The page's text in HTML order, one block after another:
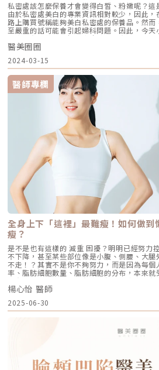
私密處該怎麼保養才會變得白皙、粉嫩呢？這
由於私密處美白的專業資訊相對較少，因此
路上購買號稱能夠美白私密處的保養品。然
至嚴重的話可能會引起婦科問題。因此，今
的方法有哪些？了解私密處黯沉的真正原因，
大家能夠避免少走冤枉路，使私密處恢復亮白
處暗沉乾燥原因分析私密處的乾燥和暗沉問題
紫外線、氣溫等，造成臉部、手部、腳底等其
而，私密處的乾燥和暗沉通常與生活習慣和
現代女性為了塑造苗條身材，經常穿著緊身褲
密處缺乏通風，引起悶熱和癢感，同時也會增
都處於這樣的狀況，私密處可能會逐漸變得暗
處暗沉的另一項因素是「雌激素過高」。根據
過量，可能在性器官周遭，例如乳暈、私密處
便對健康來說不會有太大的影響，但在感官上
初期，為了讓胚胎順利著床，身體會穩定黃體
雌激素會逐漸增加，有利於穩定子宮的狀態。
的性器官變得偏黑，例如乳暈、私密處陰唇等
會隨著生產後逐漸消退，私密處的暗沉的狀況
每天穿著的內褲，也可能發生私密處乾燥和暗
褲選擇材質較粗糙，就會因為長期摩擦而產生
的材質，不僅能避免私密處暗沉，而且會更舒
密處乾燥暗沉的問題之外，粗大的髮根也可
一。很多人會使用刮刀除毛，但這種方法難以
一粒的黑色毛髮根，讓私密處看起來變黑。
尋求專業的醫師進行雷射除毛，這樣可以讓
炎的發生，並獲得術後美白效果。私密處美白
能改善私密處暗沉的問題。若再搭配私密處
皙。 彩衝光：是一種多波長的療程，以較低的
和的雷射方式。這種療程也適合想要進行私密
和美白的功效。 G緊雷射：主要採用雷射的光
而增生陰道上皮組織和血管，還能促進膠原
淺層區域，同時也具有美白效果，能夠改善因
情況。 私密處微整：透過注射膠原蛋白來淡
體生長因子提供自體修復的原料，使組織新生
私密處外觀看起來更豐盈飽滿。私密處美白費
格會依照療程方式、使用的雷射設備、是否同
有所不同，因此費用會從幾千元到上萬元不
受療程前1週： 不要暴露在陽光下曬太陽 不
避免進行去角質或除毛接受療程後1週內： 結
自行剝除，以免留疤 若私密部位在美白雷射
解 應避免暴露在陽光紫外線下 建議使用溫和
專用或醫師認可的產品，避免含有酒精、美
水清洗 需要保濕、修復和防曬，建議用
內： 應避免前往高溫環境，例如三溫暖、烤
醫美圈圈
2024-03-15
醫師專欄
全身上下「這裡」最難瘦！如何做到
瘦？
是不是也有這樣的 減重 困擾？明明已經努力
不下降，甚至某些部位像是小腹、側腰、大
不走！？其實不是你不夠努力，而是因為每
率、脂肪細胞數量、脂肪細胞的分布，本來就
成有些人天生容易胖、有些人怎麼吃都瘦，有
為了幫助有局部肥胖或體態管理需求的族群，
膚科更專設體態減重門診，不僅由專業家醫科
質、生活作息、飲食習慣給予全方位評估，並
對性地改善難瘦部位，包含冷凍減脂、
力，不需過度節食或高強度運動，也能讓身形
步。但是什麼時候會需要使用醫美體雕？這麼
如何選擇呢？現在就來深入了解一下吧！最
個？面對體態的不完美，很多人都想透過「局
的效果，但脂肪燃燒是「全身性」的，在你
位脂肪都會一定比例的同時消耗，最後有哪
楊心怡 醫師
2025-06-30